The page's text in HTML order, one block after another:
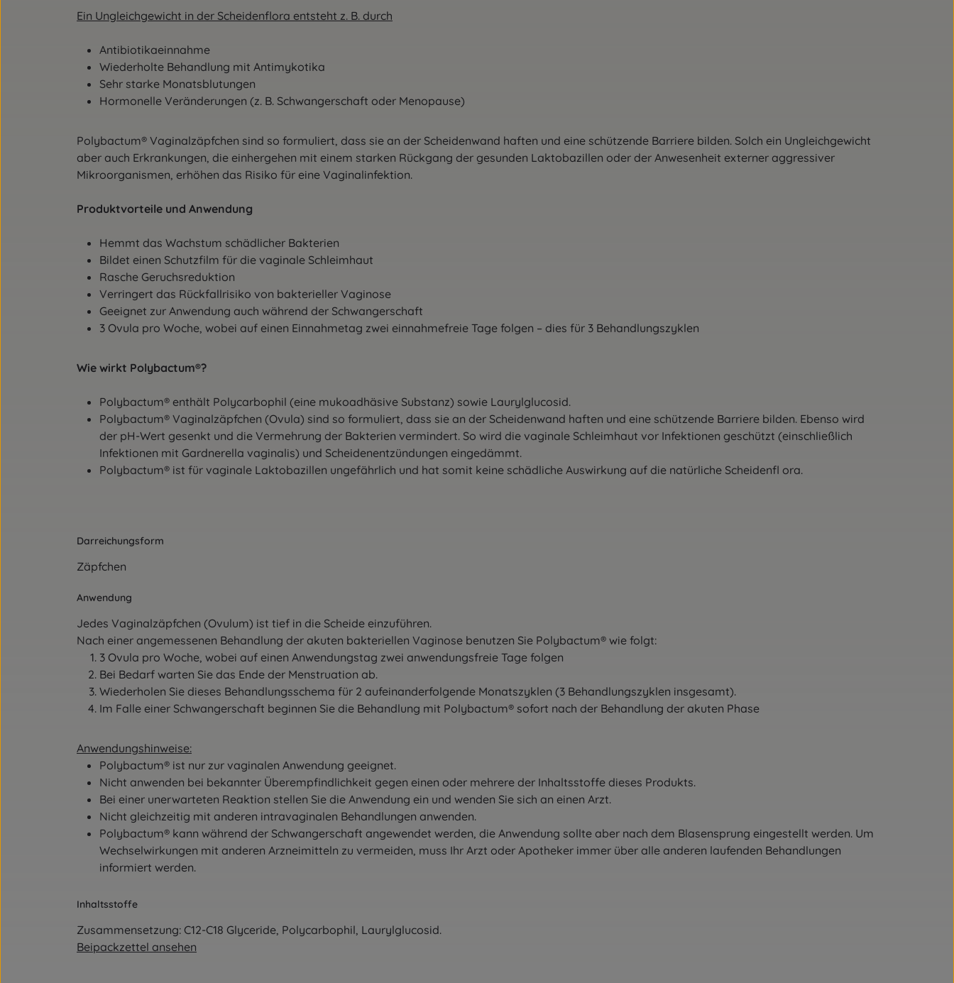
Ein Ungleichgewicht in der Scheidenflora entsteht z. B. durch
Antibiotikaeinnahme
Wiederholte Behandlung mit Antimykotika
Sehr starke Monatsblutungen
Hormonelle Veränderungen (z. B. Schwangerschaft oder Menopause)
Polybactum® Vaginalzäpfchen sind so formuliert, dass sie an der Scheidenwand haften und eine schützende Barriere bilden. Solch ein Ungleichgewicht
aber auch Erkrankungen, die einhergehen mit einem starken Rückgang der gesunden Laktobazillen oder der Anwesenheit externer aggressiver
Mikroorganismen, erhöhen das Risiko für eine Vaginalinfektion.
Produktvorteile und Anwendung
Hemmt das Wachstum schädlicher Bakterien
Bildet einen Schutzfilm für die vaginale Schleimhaut
Rasche Geruchsreduktion
Verringert das Rückfallrisiko von bakterieller Vaginose
Geeignet zur Anwendung auch während der Schwangerschaft
3 Ovula pro Woche, wobei auf einen Einnahmetag zwei einnahmefreie Tage folgen – dies für 3 Behandlungszyklen
Wie wirkt Polybactum®?
Polybactum® enthält Polycarbophil (eine mukoadhäsive Substanz) sowie Laurylglucosid.
Polybactum® Vaginalzäpfchen (Ovula) sind so formuliert, dass sie an der Scheidenwand haften und eine schützende Barriere bilden. Ebenso wird
der pH-Wert gesenkt und die Vermehrung der Bakterien vermindert. So wird die vaginale Schleimhaut vor Infektionen geschützt (einschließlich
Infektionen mit Gardnerella vaginalis) und Scheidenentzündungen eingedämmt.
Polybactum® ist für vaginale Laktobazillen ungefährlich und hat somit keine schädliche Auswirkung auf die natürliche Scheidenfl ora.
Darreichungsform
Zäpfchen
Anwendung
Jedes Vaginalzäpfchen (Ovulum) ist tief in die Scheide einzuführen.
Nach einer angemessenen Behandlung der akuten bakteriellen Vaginose benutzen Sie Polybactum® wie folgt:
3 Ovula pro Woche, wobei auf einen Anwendungstag zwei anwendungsfreie Tage folgen
Bei Bedarf warten Sie das Ende der Menstruation ab.
Wiederholen Sie dieses Behandlungsschema für 2 aufeinanderfolgende Monatszyklen (3 Behandlungszyklen insgesamt).
Im Falle einer Schwangerschaft beginnen Sie die Behandlung mit Polybactum® sofort nach der Behandlung der akuten Phase
Anwendungshinweise:
Polybactum® ist nur zur vaginalen Anwendung geeignet.
Nicht anwenden bei bekannter Überempfindlichkeit gegen einen oder mehrere der Inhaltsstoffe dieses Produkts.
Bei einer unerwarteten Reaktion stellen Sie die Anwendung ein und wenden Sie sich an einen Arzt.
Nicht gleichzeitig mit anderen intravaginalen Behandlungen anwenden.
Polybactum® kann während der Schwangerschaft angewendet werden, die Anwendung sollte aber nach dem Blasensprung eingestellt werden. Um
Wechselwirkungen mit anderen Arzneimitteln zu vermeiden, muss Ihr Arzt oder Apotheker immer über alle anderen laufenden Behandlungen
informiert werden.
Inhaltsstoffe
Zusammensetzung: C12-C18 Glyceride, Polycarbophil, Laurylglucosid.
Beipackzettel ansehen